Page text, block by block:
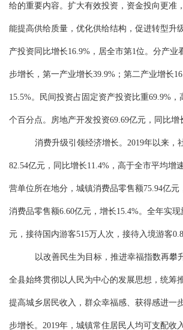
给的重要内容。扩大有效投资，资金投向更准
能提高供给质量，优化供给结构，促进转型升级
产投资同比增长16.9%，居全市第1位。分产业
步增长，第一产业增长39.9%；第二产业增长
15.5%。民间投资占固定资产投资比重69.9%
个百分点。房地产开发投资69.69亿元，同比增
消费升级引领经济增长。 2019年以来，
82.54亿元，同比增长11.4%，高于全市平均增
营单位所在地分，城镇消费品零售额75.94亿元
消费品零售额6.60亿元，增长15.4%。 全年实现
元，接待国内游客515万人次，接待入境游客0.8
以改善民生为目标，推进幸福指数再攀
全县始终贯彻以人民为中心的发展思想，统筹
提高城乡居民收入，群众幸福感、获得感进一
步增长。 2019年，城镇常住居民人均可支配收